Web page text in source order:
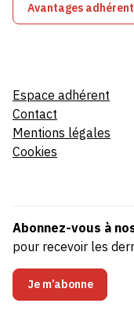
Avantages
Espace adhérent
Contact
Mentions légales
Cookies
Abonnez-vous à
pour recevoir les
Je m’abonne